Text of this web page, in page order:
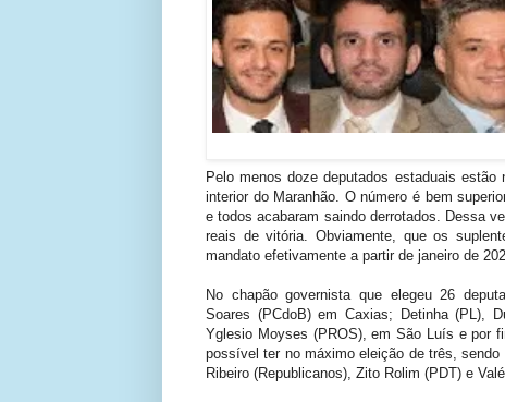
Pelo menos doze deputados estaduais
interior do Maranhão. O número é bem
e todos acabaram saindo derrotados. Dessa
reais de vitória. Obviamente, que os
mandato efetivamente a partir de janeiro de
No chapão governista que elegeu 26
Soares (PCdoB) em Caxias; Detinha (PL),
Yglesio Moyses (PROS), em São Luís e por
possível ter no máximo eleição de três,
Ribeiro (Republicanos), Zito Rolim (PDT) e